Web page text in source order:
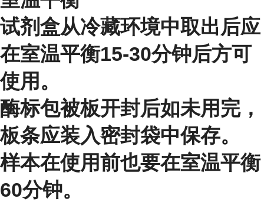
试剂盒从冷藏环境中取出后应
在室温平衡15-30分钟后方可
使用。
酶标包被板开封后如未用完，
板条应装入密封袋中保存。
样本在使用前也要在室温平衡
60分钟。